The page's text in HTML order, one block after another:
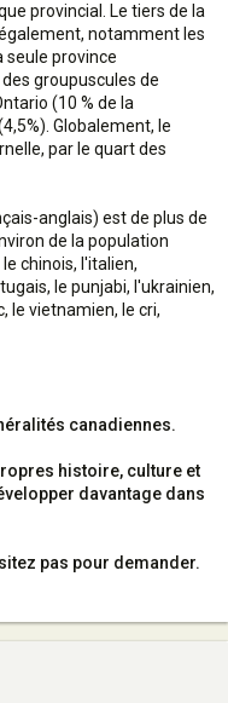
provincial. Le tiers de la
notamment les
seule province
groupuscules de
(10 % de la
Globalement, le
par le quart des
anglais) est de plus de
de la population
chinois, l'italien,
le punjabi, l'ukrainien,
le vietnamien, le cri,
canadiennes.
histoire, culture et
davantage dans
pas pour demander.